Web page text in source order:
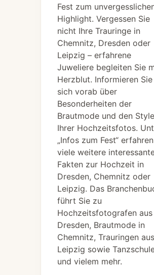
Fest zum
Highlight. Vergessen Sie
nicht Ihre Trauringe in
Chemnitz, Dresden oder
Leipzig – erfahrene
Juweliere begleiten Sie
Herzblut. Informieren Sie
sich vorab über
Besonderheiten der
Brautmode und den Style
Ihrer Hochzeitsfotos.
„Infos zum Fest“
viele weitere
Fakten zur Hochzeit in
Dresden, Chemnitz oder
Leipzig. Das
führt Sie zu
Hochzeitsfotografen aus
Dresden, Brautmode in
Chemnitz, Trauringen aus
Leipzig sowie
und vielem mehr.